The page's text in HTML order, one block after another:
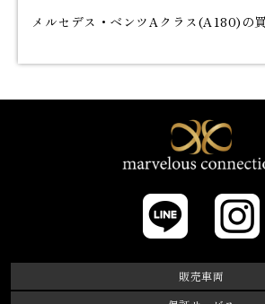
メルセデス・ベンツAクラス(A180)の
LINE
販売車両